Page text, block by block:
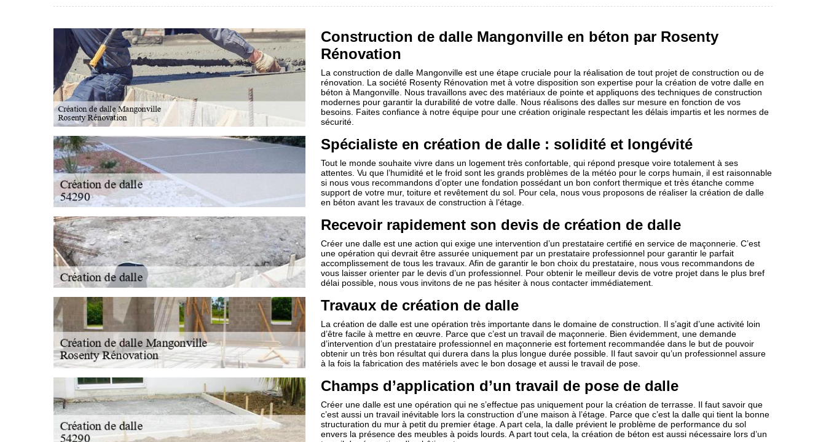
Construction de dalle Mangonville en béton par Rosenty
Rénovation
La construction de dalle Mangonville est une étape cruciale pour la réalisation de tout projet de construction ou de
rénovation. La société Rosenty Rénovation met à votre disposition son expertise pour la création de votre dalle en
béton à Mangonville. Nous travaillons avec des matériaux de pointe et appliquons des techniques de construction
modernes pour garantir la durabilité de votre dalle. Nous réalisons des dalles sur mesure en fonction de vos
besoins. Faites confiance à notre équipe pour une création originale respectant les délais impartis et les normes de
sécurité.
Spécialiste en création de dalle : solidité et longévité
Tout le monde souhaite vivre dans un logement très confortable, qui répond presque voire totalement à ses
attentes. Vu que l’humidité et le froid sont les grands problèmes de la météo pour le corps humain, il est raisonnable
si nous vous recommandons d’opter une fondation possédant un bon confort thermique et très étanche comme
support de votre mur, toiture et revêtement du sol. Pour cela, nous vous proposons de réaliser la création de dalle
en béton avant les travaux de construction à l’étage.
Recevoir rapidement son devis de création de dalle
Créer une dalle est une action qui exige une intervention d’un prestataire certifié en service de maçonnerie. C’est
une opération qui devrait être assurée uniquement par un prestataire professionnel pour garantir le parfait
accomplissement de tous les travaux. Afin de garantir le bon choix du prestataire, nous vous recommandons de
vous laisser orienter par le devis d’un professionnel. Pour obtenir le meilleur devis de votre projet dans le plus bref
délai possible, nous vous invitons de ne pas hésiter à nous contacter immédiatement.
Travaux de création de dalle
La création de dalle est une opération très importante dans le domaine de construction. Il s’agit d’une activité loin
d’être facile à mettre en œuvre. Parce que c’est un travail de maçonnerie. Bien évidemment, une demande
d’intervention d’un prestataire professionnel en maçonnerie est fortement recommandée dans le but de pouvoir
obtenir un très bon résultat qui durera dans la plus longue durée possible. Il faut savoir qu’un professionnel assure
à la fois la fabrication des matériels avec le bon dosage et aussi le travail de pose.
Champs d’application d’un travail de pose de dalle
Créer une dalle est une opération qui ne s’effectue pas uniquement pour la création de terrasse. Il faut savoir que
c’est aussi un travail inévitable lors la construction d’une maison à l’étage. Parce que c’est la dalle qui tient la bonne
structuration du mur à petit du premier étage. A part cela, la dalle prévient le problème de performance du sol
envers la présence des meubles à poids lourds. A part tout cela, la création de béton est aussi nécessaire lors d’un